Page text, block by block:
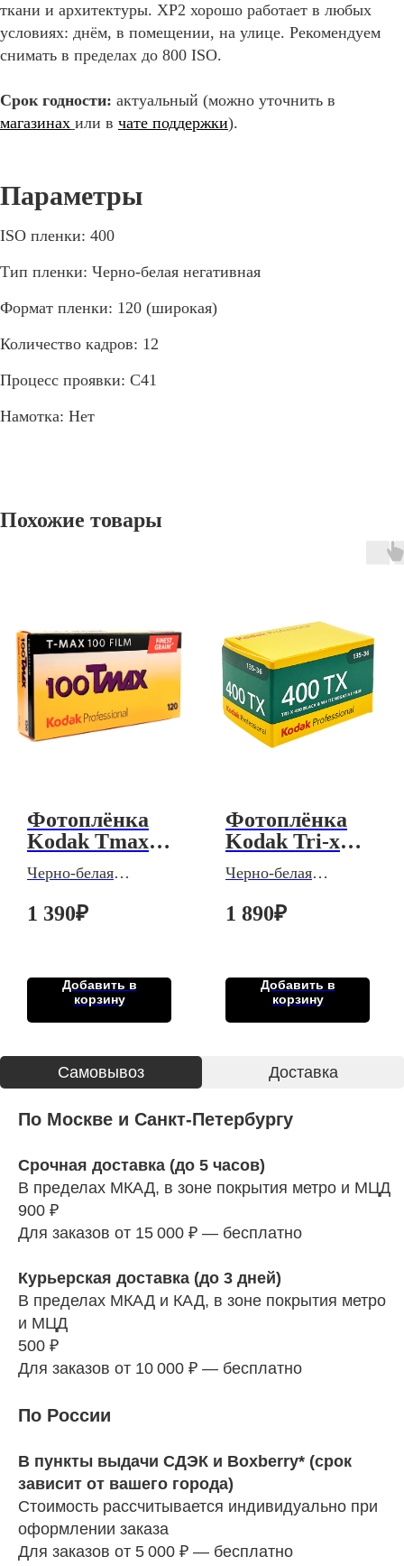
ткани и архитектуры. XP2 хорошо работает в любых
условиях: днём, в помещении, на улице. Рекомендуем
снимать в пределах до 800 ISO.
Срок годности: актуальный (можно уточнить в
магазинах или в чате поддержки).
ISO пленки: 400
Тип пленки: Черно-белая негативная
Формат пленки: 120 (широкая)
Количество кадров: 12
Процесс проявки: C41
Намотка: Нет
Похожие товары
Фотоплёнка
Kodak Tmax
100 iso 12 кад.
код: 2234
Черно-белая
(широкая), D76
1 390₽
Добавить в
корзину
Фотоплёнка
Kodak Tri-x
400 iso 36 кад.
код: 2221
Черно-белая
(узкая), D76
1 890₽
Добавить в
корзину
Cамовывоз Доставка
По Москве и Санкт-Петербургу
Срочная доставка (до 5 часов)
В пределах МКАД, в зоне покрытия метро и МЦД
900 ₽
Для заказов от 15 000 ₽ — бесплатно
Курьерская доставка (до 3 дней)
В пределах МКАД и КАД, в зоне покрытия метро
и МЦД
500 ₽
Для заказов от 10 000 ₽ — бесплатно
По России
В пункты выдачи СДЭК и Boxberry* (срок
зависит от вашего города)
Стоимость рассчитывается индивидуально при
оформлении заказа
Для заказов от 5 000 ₽ — бесплатно